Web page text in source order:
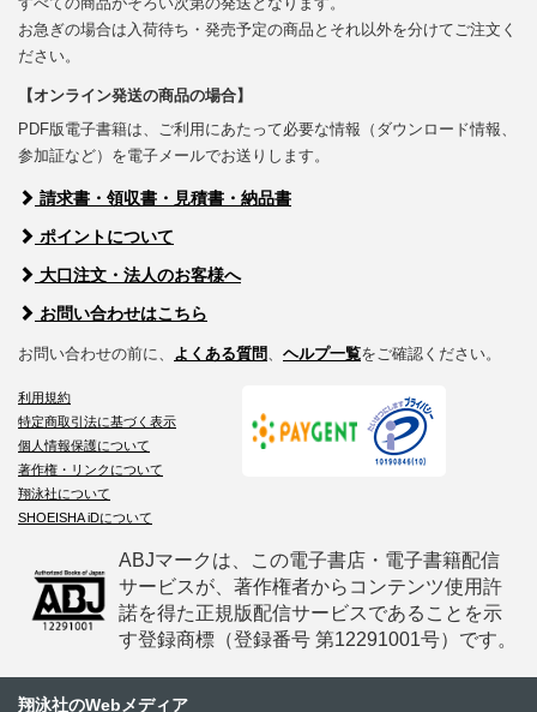
お急ぎの場合は入荷待ち・発売予定の商品とそれ以外を分けてご注文く
ださい。
【オンライン発送の商品の場合】
PDF版電子書籍は、ご利用にあたって必要な情報（ダウンロード情報、
参加証など）を電子メールでお送りします。
請求書・領収書・見積書・納品書
ポイントについて
大口注文・法人のお客様へ
お問い合わせはこちら
お問い合わせの前に、 よくある質問 ヘルプ一覧をご確認ください。
利用規約
特定商取引法に基づく表示
個人情報保護について
著作権・リンクについて
翔泳社について
SHOEISHA iDについて
ABJマークは、この電子書店・電子書籍配信
サービスが、著作権者からコンテンツ使用許
諾を得た正規版配信サービスであることを示
す登録商標（登録番号 第12291001号）です。
翔泳社のWebメディア